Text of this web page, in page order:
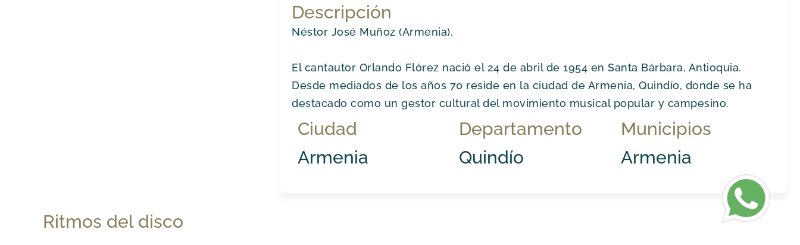
Descripción
Néstor José Muñoz (Armenia).
El cantautor Orlando Flórez nació el 24 de abril de 1954 en Santa Bárbara, Antioquia.
Desde mediados de los años 70 reside en la ciudad de Armenia, Quindío, donde se ha
destacado como un gestor cultural del movimiento musical popular y campesino.
Ciudad
Armenia
Departamento
Quindío
Municipios
Armenia
Ritmos del disco